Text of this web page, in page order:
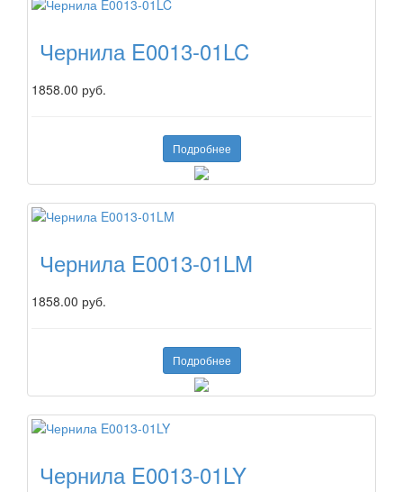
Чернила E0013-01LC
1858.00 руб.
Подробнее
Чернила E0013-01LM
1858.00 руб.
Подробнее
Чернила E0013-01LY